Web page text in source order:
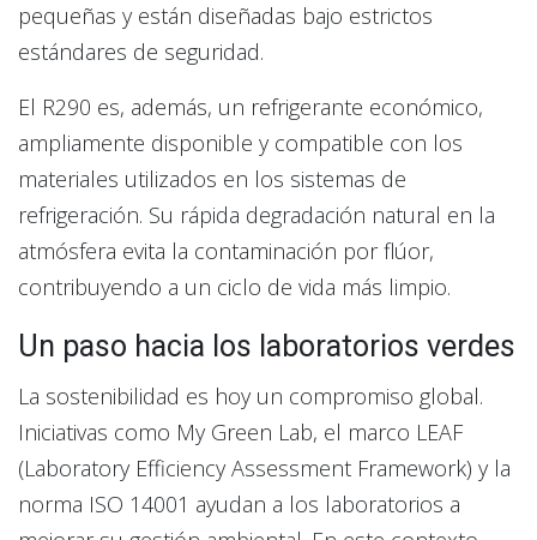
pequeñas y están diseñadas bajo estrictos
estándares de seguridad.
El R290 es, además, un refrigerante económico,
ampliamente disponible y compatible con los
materiales utilizados en los sistemas de
refrigeración. Su rápida degradación natural en la
atmósfera evita la contaminación por flúor,
contribuyendo a un ciclo de vida más limpio.
Un paso hacia los laboratorios verdes
La sostenibilidad es hoy un compromiso global.
Iniciativas como My Green Lab, el marco LEAF
(Laboratory Efficiency Assessment Framework) y la
norma ISO 14001 ayudan a los laboratorios a